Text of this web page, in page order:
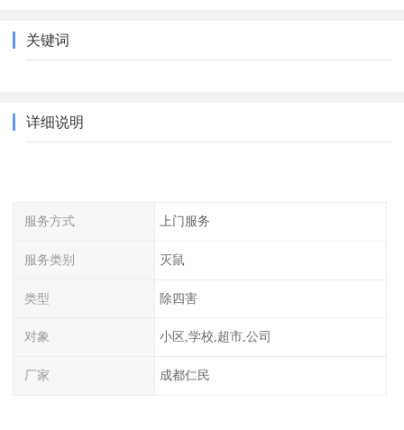
关键词
详细说明
服务方式 上门服务
服务类别 灭鼠
类型 除四害
对象 小区,学校,超市,公司
厂家 成都仁民